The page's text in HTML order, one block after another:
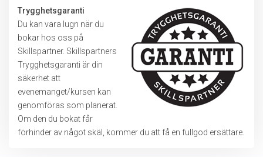
Trygghetsgaranti
Du kan vara lugn när du
bokar hos oss på
Skillspartner. Skillspartners
Trygghetsgaranti är din
säkerhet att
evenemanget/kursen kan
genomföras som planerat.
Om den du bokat får
förhinder av något skäl, kommer du att få en fullgod ersättare.